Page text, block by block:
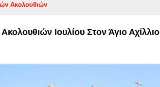
Ακολουθιών
Ιουλίου Στον Άγιο Αχίλλιο